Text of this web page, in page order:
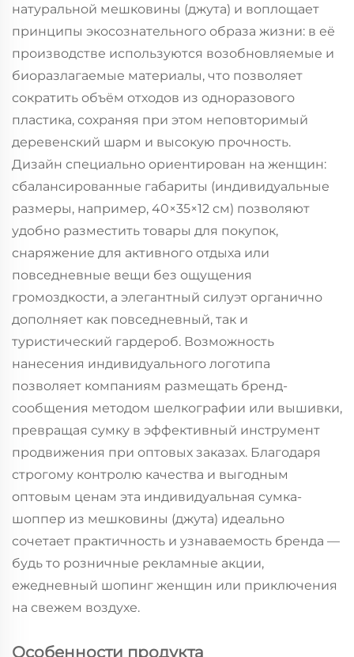
натуральной мешковины (джута) и воплощает
принципы экосознательного образа жизни: в её
производстве используются возобновляемые и
биоразлагаемые материалы, что позволяет
сократить объём отходов из одноразового
пластика, сохраняя при этом неповторимый
деревенский шарм и высокую прочность.
Дизайн специально ориентирован на женщин:
сбалансированные габариты (индивидуальные
размеры, например, 40×35×12 см) позволяют
удобно разместить товары для покупок,
снаряжение для активного отдыха или
повседневные вещи без ощущения
громоздкости, а элегантный силуэт органично
дополняет как повседневный, так и
туристический гардероб. Возможность
нанесения индивидуального логотипа
позволяет компаниям размещать бренд-
сообщения методом шелкографии или вышивки,
превращая сумку в эффективный инструмент
продвижения при оптовых заказах. Благодаря
строгому контролю качества и выгодным
оптовым ценам эта индивидуальная сумка-
шоппер из мешковины (джута) идеально
сочетает практичность и узнаваемость бренда —
будь то розничные рекламные акции,
ежедневный шопинг женщин или приключения
на свежем воздухе.
Особенности продукта